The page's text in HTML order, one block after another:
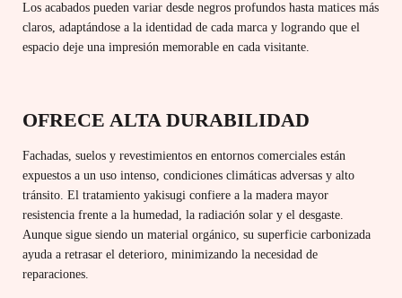
Los acabados pueden variar desde negros profundos hasta matices más
claros, adaptándose a la identidad de cada marca y logrando que el
espacio deje una impresión memorable en cada visitante.
OFRECE ALTA DURABILIDAD
Fachadas, suelos y revestimientos en entornos comerciales están
expuestos a un uso intenso, condiciones climáticas adversas y alto
tránsito. El tratamiento yakisugi confiere a la madera mayor
resistencia frente a la humedad, la radiación solar y el desgaste.
Aunque sigue siendo un material orgánico, su superficie carbonizada
ayuda a retrasar el deterioro, minimizando la necesidad de
reparaciones.